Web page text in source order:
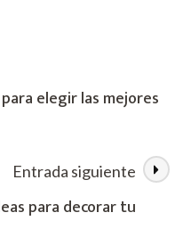
elegir las mejores
Entrada siguiente
para decorar tu